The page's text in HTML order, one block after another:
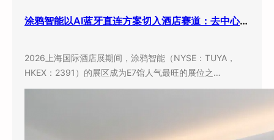
涂鸦智能以AI蓝牙直连方案切入酒店赛道：去中心化架构破解智能化改造三大痛点
2026上海国际酒店展期间，涂鸦智能（NYSE：TUYA，
HKEX：2391）的展区成为E7馆人气最旺的展位之…